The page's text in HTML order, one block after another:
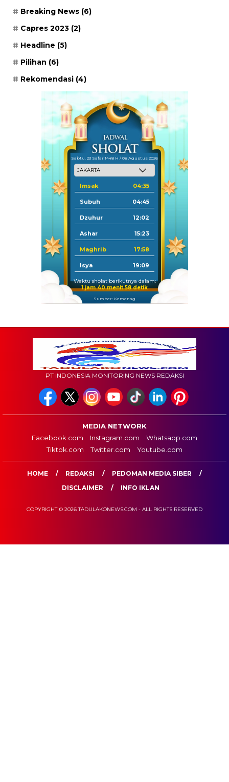
Breaking News (6)
Capres 2023 (2)
Headline (5)
Pilihan (6)
Rekomendasi (4)
Sabtu, 23 Safar 1448 H / 08 Agustus 2026
Imsak 04:35
Subuh 04:45
Dzuhur 12:02
Ashar 15:23
Maghrib 17:58
Isya 19:09
Waktu sholat berikutnya dalam:
1 jam 40 menit 57 detik
Sumber: Kemenag
PT INDONESIA MONITORING NEWS REDAKSI
MEDIA NETWORK
Facebook.com
Instagram.com
Whatsapp.com
Tiktok.com
Twitter.com Youtube.com
HOME REDAKSI
PEDOMAN MEDIA SIBER
DISCLAIMER
INFO IKLAN
COPYRIGHT © 2026 TADULAKONEWS.COM - ALL RIGHTS RESERVED